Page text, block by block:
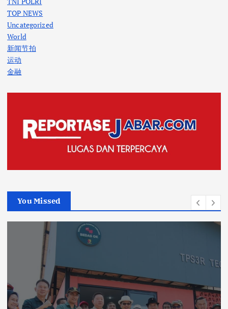
TOP NEWS
Uncategorized
World
新闻节拍
运动
金融
You Missed